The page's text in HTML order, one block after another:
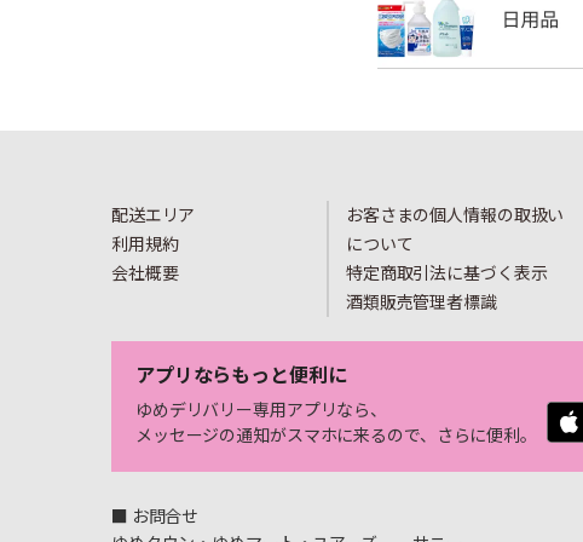
配送エリア
利用規約
会社概要
お客さまの個人情報の取扱い
について
特定商取引法に基づく表示
酒類販売管理者標識
アプリならもっと便利に
ゆめデリバリー専用アプリなら、
メッセージの通知がスマホに来るので、さらに便利。
■ お問合せ